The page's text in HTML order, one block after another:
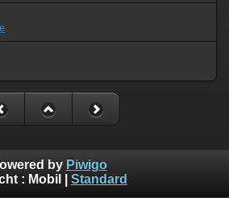
by Piwigo
: Mobil Standard